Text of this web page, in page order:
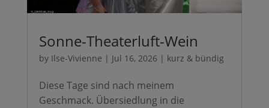
Sonne-Theaterluft-Wein
by Ilse-Vivienne | Jul 16, 2026 | kurz & bündig
Diese Tage sind nach meinem
Geschmack. Übersiedlung in die